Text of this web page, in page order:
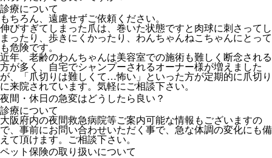
診療について
もちろん、遠慮せずご依頼ください。
伸びすぎてしまった爪は、巻いた状態ですと肉球に刺さってし
まったり、歩きにくかったり、わんちゃんねこちゃんにとって
も危険です。
近年、老齢のわんちゃんは美容室での施術も難しく断念される
方が多く、自宅でシャンプーされるオーナー様が増えました
が、「爪切りは難しくて…怖い」といった方が定期的に爪切り
に来院されています。気軽にご相談下さい。
夜間・休日の急変はどうしたら良い？
診療について
大阪府内の夜間救急病院等ご案内可能な情報もございますの
で、事前にお問い合わせいただく事で、急な体調の変化にも備
えて頂けます。ご相談下さい。
ペット保険の取り扱いについて